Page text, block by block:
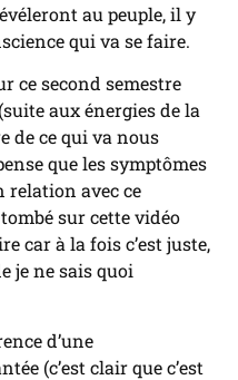
au peuple, il y
qui va se faire.
ce second semestre
aux énergies de la
de ce qui va nous
que les symptômes
relation avec ce
sur cette vidéo
car à la fois c’est juste,
je ne sais quoi
d’une
(c’est clair que c’est